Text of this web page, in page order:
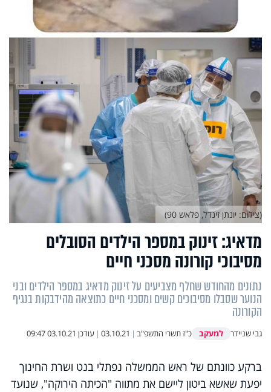
מדאיג: זינוק במספר הילדים הסובלים
מסיבוכי קורונה מסכני חיים
נתונים מהחודש שחלף מצביעים על זינוק מדאיג במספר הילדים ובני
הנוער שסבלו מסיבוכים קשים ומסכני חיים כתוצאה מהידבקות בנגיף
הקורונה
גבי שניידר למעקב כ"ז תשרי התשפ"ב |
03.10.21
| עודכן 03.10.21 09:47
(צילום: יונתן זינדל, פלאש 90)
ברקע כוונתם של ראש הממשלה נפתלי בנט ושרת החינוך
יפעת שאשא ביטון ליישם את מתווה "הכיתה הירוקה", שנועד